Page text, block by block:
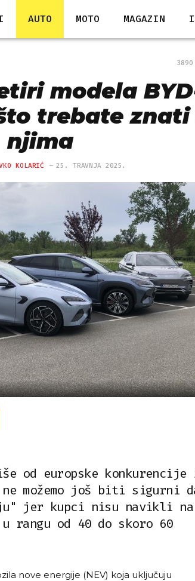
AUTO MOTO MAGAZIN
3890
modela
trebate znati
njima
KOLARIĆ 25. TRAVNJA 2025.
od europske konkurencije
ne možemo još biti sigurni
jer kupci nisu navikli na
rangu od 40 do skoro 60
nove energije (NEV) koja uključuju